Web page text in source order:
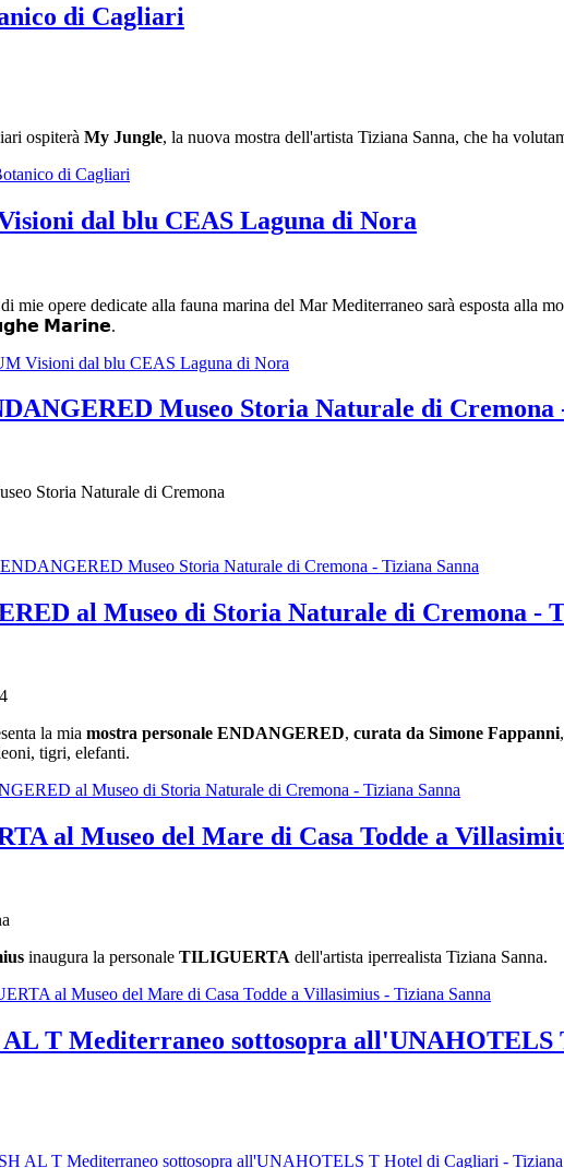
di Cagliari
ospiterà My Jungle, la nuova mostra dell'artista Tiziana Sanna, che ha
di Cagliari
dal blu CEAS Laguna di Nora
mie opere dedicate alla fauna marina del Mar Mediterraneo sarà esposta alla
𝗠𝗮𝗿𝗶𝗻𝗲.
Visioni dal blu CEAS Laguna di Nora
Museo Storia Naturale di Cremona
Storia Naturale di Cremona
ENDANGERED Museo Storia Naturale di Cremona - Tiziana Sanna
al Museo di Storia Naturale di Cremona -
la mia mostra personale ENDANGERED, curata da Simone Fappanni
tigri, elefanti.
al Museo di Storia Naturale di Cremona - Tiziana Sanna
al Museo del Mare di Casa Todde a
inaugura la personale TILIGUERTA dell'artista iperrealista Tiziana Sanna.
al Museo del Mare di Casa Todde a Villasimius - Tiziana Sanna
T Mediterraneo sottosopra
AL T Mediterraneo sottosopra all'UNAHOTELS T Hotel di Cagliari - Tiziana